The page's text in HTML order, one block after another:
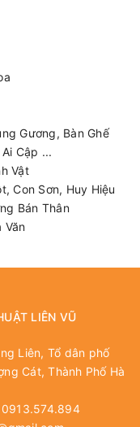
Gương, Bàn Ghế
Cập ...
Vật
Con Sơn, Huy Hiệu
Bán Thân
Văn
LIÊN VŨ
Liên, Tổ dân phố
Cát, Thành Phố Hà